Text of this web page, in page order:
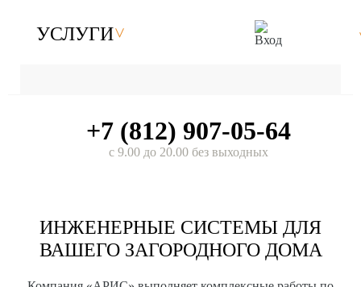
УСЛУГИ
+7 (812) 907-05-64
с 9.00 до 20.00 без выходных
ИНЖЕНЕРНЫЕ СИСТЕМЫ ДЛЯ
ВАШЕГО ЗАГОРОДНОГО ДОМА